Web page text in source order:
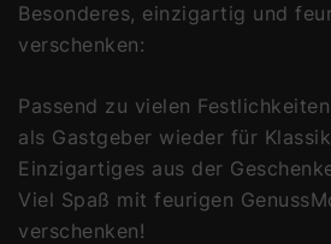
Besonderes, einzigartig und
verschenken:
Passend zu vielen
als Gastgeber wieder für
Einzigartiges aus der
Viel Spaß mit feurigen
verschenken!